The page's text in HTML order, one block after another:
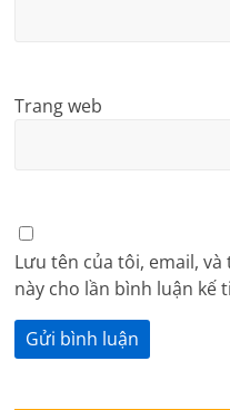
Trang web
Lưu tên của tôi, email,
này cho lần bình luận kế